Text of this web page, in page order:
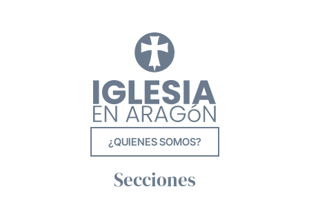
¿QUIENES SOMOS?
Secciones